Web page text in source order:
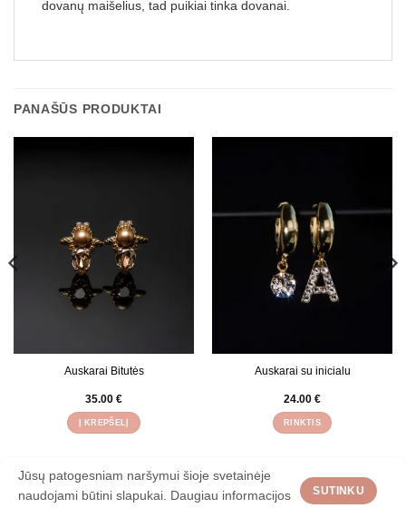
dovanų maišelius, tad puikiai tinka dovanai.
PANAŠŪS PRODUKTAI
Auskarai Bitutės
35.00 €
Į KREPŠELĮ
Auskarai su inicialu
24.00 €
RINKTIS
multiple
Jūsų patogesniam naršymui šioje svetainėje
naudojami būtini slapukai. Daugiau informacijos
SUTINKU
APIE KONTAKTAI PRISTATYMAS TAISYKLĖS PAPUOŠALŲ NUOMA